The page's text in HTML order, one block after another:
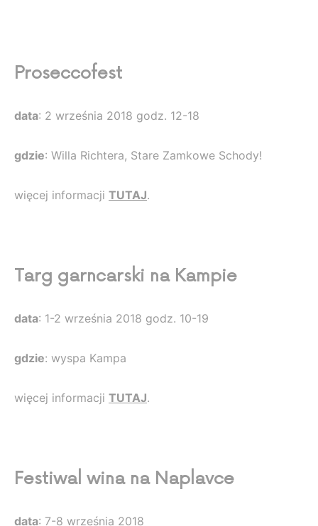
Proseccofest
data: 2 września 2018 godz. 12-18
gdzie: Willa Richtera, Stare Zamkowe Schody!
więcej informacji TUTAJ.
Targ garncarski na Kampie
data: 1-2 września 2018 godz. 10-19
gdzie: wyspa Kampa
więcej informacji TUTAJ.
Festiwal wina na Naplavce
data: 7-8 września 2018